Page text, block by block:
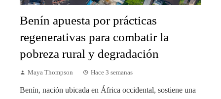
Benín apuesta por prácticas
regenerativas para combatir la
pobreza rural y degradación
Maya Thompson Hace 3 semanas
Benín, nación ubicada en África occidental, sostiene una